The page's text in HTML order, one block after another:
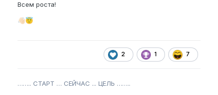
Всем роста!
👋🏻😇
2 1 7
…….. СТАРТ … СЕЙЧАС ... ЦЕЛЬ ……..